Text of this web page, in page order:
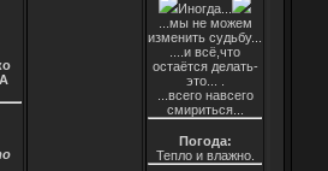
Иногда...
...мы не можем
изменить судьбу...
....и всё,что
остаётся делать-
это... .
...всего навсего
смириться...
Погода:
Тепло и влажно.